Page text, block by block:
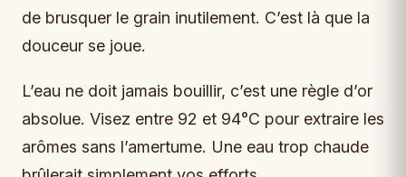
de brusquer le grain inutilement. C’est là que la
douceur se joue.
L’eau ne doit jamais bouillir, c’est une règle d’or
absolue. Visez entre 92 et 94°C pour extraire les
arômes sans l’amertume. Une eau trop chaude